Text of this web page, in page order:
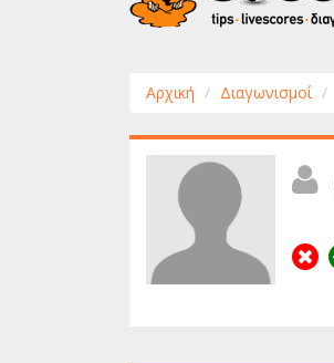
Αρχική Διαγωνισμοί